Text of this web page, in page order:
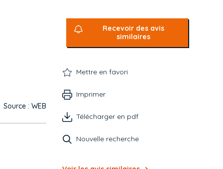
Source : WEB
Recevoir des avis
similaires
Mettre en favori
Imprimer
Télécharger en pdf
Nouvelle recherche